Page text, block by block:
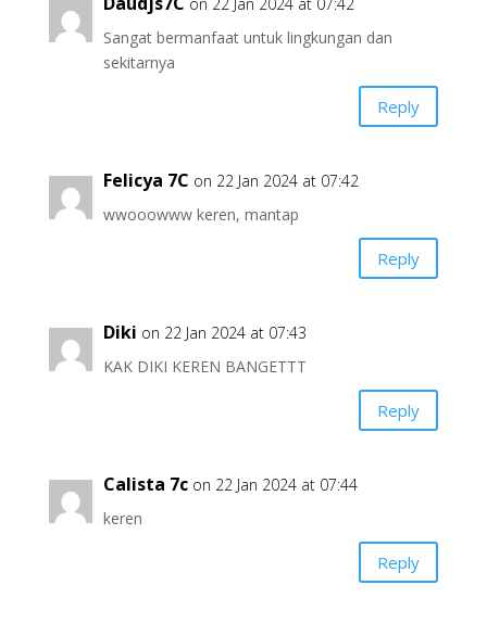
Sangat bermanfaat untuk lingkungan dan
sekitarnya
Reply
Felicya 7C on 22 Jan 2024 at 07:42
wwooowww keren, mantap
Reply
Diki on 22 Jan 2024 at 07:43
KAK DIKI KEREN BANGETTT
Reply
Calista 7c on 22 Jan 2024 at 07:44
keren
Reply